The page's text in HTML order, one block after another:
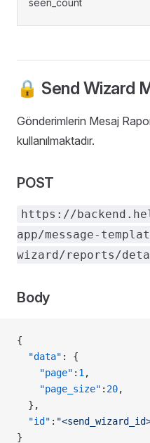
seen_count
🔒 Send Wizard
Gönderimlerin Mesaj
kullanılmaktadır.
POST
https://
app/message-
wizard/reports/
Body
{
  "data"
: {
    "page"
: 1 ,
    "page_size"
: 20,
  },
  "id"
:
}